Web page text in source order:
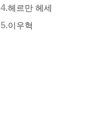
4.헤르만 헤세
5.이우혁